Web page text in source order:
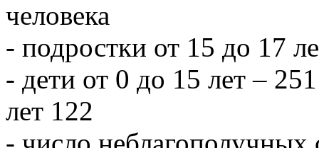
человека
- подростки от 15 до 17
- дети от 0 до 15 лет –
лет 122